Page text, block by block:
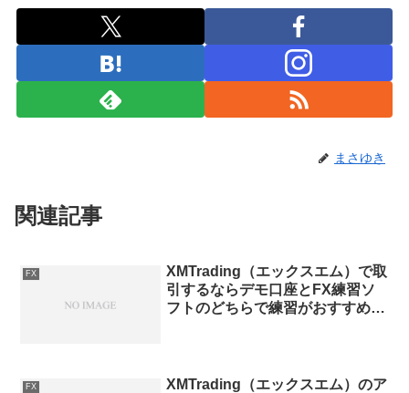
まさゆき
関連記事
FX
XMTrading（エックスエム）で取
引するならデモ口座とFX練習ソ
フトのどちらで練習がおすすめ
FX
XMTrading（エックスエム）のア